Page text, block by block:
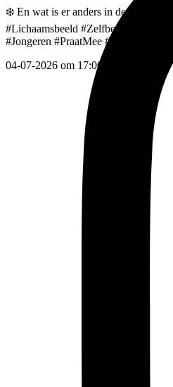
❄️ En wat is er anders in de winter?
#Lichaamsbeeld #Zelfbeeld
#Jongeren #PraatMee #VoorJouPagina
04-07-2026 om 17:00